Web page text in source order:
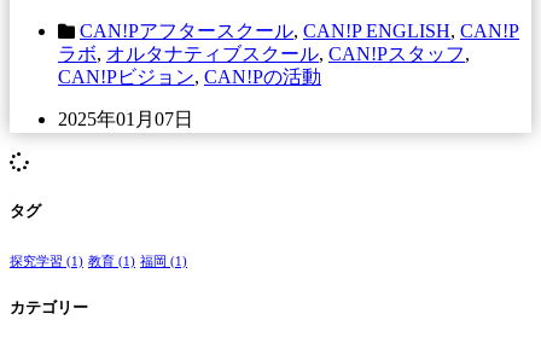
CAN!Pアフタースクール, CAN!P ENGLISH, CAN!P
ラボ, オルタナティブスクール, CAN!Pスタッフ,
CAN!Pビジョン, CAN!Pの活動
2025年01月07日
タグ
探究学習 (1) 教育 (1) 福岡 (1)
カテゴリー